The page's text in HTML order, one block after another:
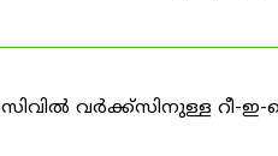
സിവിൽ വർക്ക്സിനുള്ള റീ-